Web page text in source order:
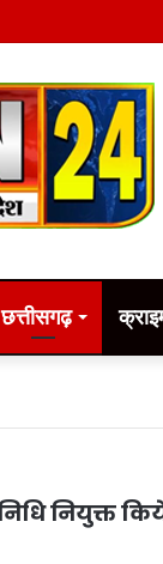
छत्तीसगढ़
नियुक्त